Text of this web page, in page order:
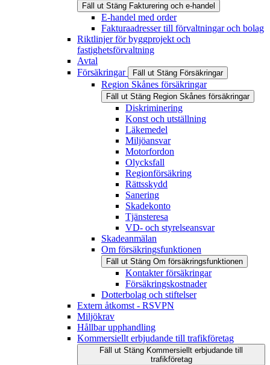
Fäll ut Stäng Fakturering och e-handel
E-handel med order
Fakturaadresser till förvaltningar och bolag
Riktlinjer för byggprojekt och
fastighetsförvaltning
Avtal
Försäkringar
Fäll ut Stäng Försäkringar
Region Skånes försäkringar
Fäll ut Stäng Region Skånes försäkringar
Diskriminering
Konst och utställning
Läkemedel
Miljöansvar
Motorfordon
Olycksfall
Regionförsäkring
Rättsskydd
Sanering
Skadekonto
Tjänsteresa
VD- och styrelseansvar
Skadeanmälan
Om försäkringsfunktionen
Fäll ut Stäng Om försäkringsfunktionen
Kontakter försäkringar
Försäkringskostnader
Dotterbolag och stiftelser
Extern åtkomst - RSVPN
Miljökrav
Hållbar upphandling
Kommersiellt erbjudande till trafikföretag
Fäll ut Stäng Kommersiellt erbjudande till
trafikföretag